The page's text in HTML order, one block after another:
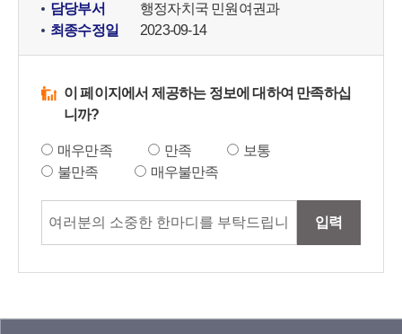
담당부서
행정자치국 민원여권과
최종수정일
2023-09-14
이 페이지에서 제공하는 정보에 대하여 만족하십
니까?
매우만족 만족
보통
불만족
매우불만족
입력